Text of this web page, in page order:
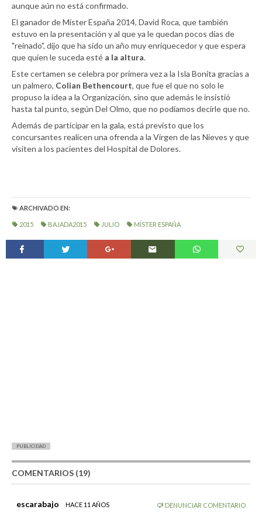
aunque aún no está confirmado.
El ganador de Míster España 2014, David Roca, que también
estuvo en la presentación y al que ya le quedan pocos días de
"reinado", dijo que ha sido un año muy enriquecedor y que espera
que quien le suceda esté a la altura.
Este certamen se celebra por primera vez a la Isla Bonita gracias a
un palmero, Colian Bethencourt, que fue el que no solo le
propuso la idea a la Organización, sino que además le insistió
hasta tal punto, según Del Olmo, que no podíamos decirle que no.
Además de participar en la gala, está previsto que los
concursantes realicen una ofrenda a la Virgen de las Nieves y que
visiten a los pacientes del Hospital de Dolores.
ARCHIVADO EN:
2015 BAJADA2015 JULIO MÍSTER ESPAÑA
PUBLICIDAD
COMENTARIOS (19)
escarabajo HACE 11 AÑOS DENUNCIAR COMENTARIO